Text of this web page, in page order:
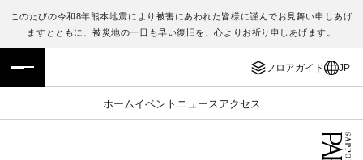
このたびの令和8年熊本地震により被害にあわれた皆様に謹んでお見舞い申しあげ
ますとともに、被災地の一日も早い復旧を、心よりお祈り申しあげます。
フロアガイド JP
ホームイベント ニュース アクセス
フロアガイド
施設案内・アクセス
ENGLISH
繁体字